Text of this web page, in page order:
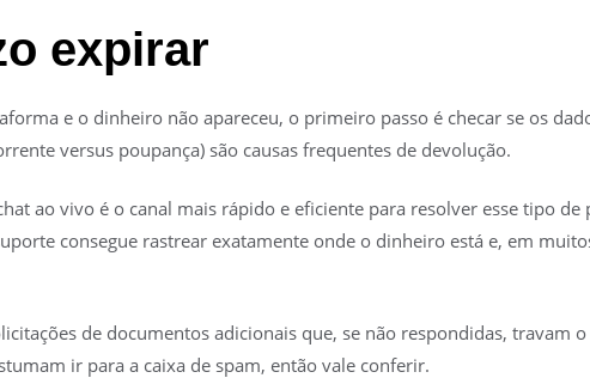
expirar
e o dinheiro não apareceu, o primeiro passo é checar se os
versus poupança) são causas frequentes de devolução.
ao vivo é o canal mais rápido e eficiente para resolver esse tipo
consegue rastrear exatamente onde o dinheiro está e, em
de documentos adicionais que, se não respondidas, travam
ir para a caixa de spam, então vale conferir.